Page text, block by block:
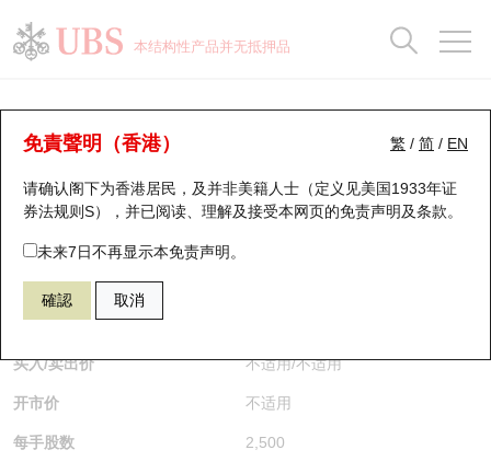
本结构性产品并无抵押品
繁 / 简 / EN
免責聲明（香港）
请确认阁下为香港居民，及并非美籍人士（定义见美国1933年证
券法规则S），并已阅读、理解及接受本网页的免责声明及条款。
未来7日不再显示本免责声明。
確認 取消
认股证分析仪
表现 街货统计 比较
27131 瑞银认购 2333 长城汽车
$0.014 即时
买入/卖出价 不适用/不适用
开市价 不适用
每手股数 2,500
瑞银认股证一览
新发行瑞银认股证
即将到期认股证
认股证到期结算价查找
认股证分析仪
认股证速算机
街货统计
比较
牛熊全景快搜
牛熊证搜寻
牛熊证街货分布图
正股牛熊证列表
新发行瑞银牛熊证
已收回牛熊证剩余价值
街货统计
比较
十大升幅/跌幅
十大认股证成交分布
十天股证占大市成交
资金流
街货统计
三十大平均引伸波幅
正股分析仪
二十大活跃股份
恒指成份股
国指成份股
科指成份股
相关资产沽空
持股比重
显示所有持股比重
每月轮证大市专题
轮证专栏
讲座及教育短片
认股证投资者教育
牛熊证投资者教育
认股证牛熊证常问问题